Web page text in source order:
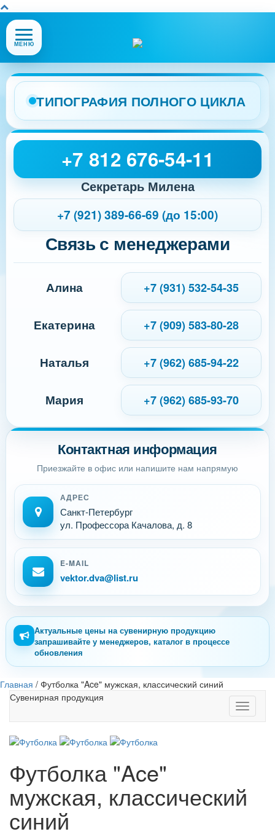
Открыть
или
меню
сайта
МЕНЮ
ТИПОГРАФИЯ ПОЛНОГО ЦИКЛА
Контактная информация
Приезжайте в офис или напишите нам напрямую
АДРЕС
Санкт-Петербург
ул. Профессора Качалова, д. 8
E-MAIL
vektor.dva@list.ru
+7 812 676-54-11
Секретарь Милена
+7 (921) 389-66-69 (до 15:00)
Связь с менеджерами
Алина +7 (931) 532-54-35
Екатерина +7 (909) 583-80-28
Наталья +7 (962) 685-94-22
Мария +7 (962) 685-93-70
Актуальные цены на сувенирную продукцию
запрашивайте у менеджеров, каталог в процессе
обновления
Главная / Футболка "Ace" мужская, классический синий
Toggle
Сувенирная продукция
Футболка "Ace"
мужская, классический
синий